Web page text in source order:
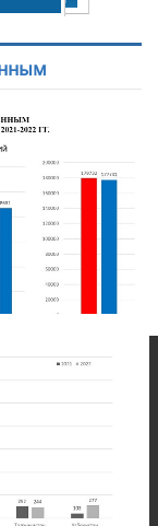
права защищены ©
на сайт ЦАРИКЦ